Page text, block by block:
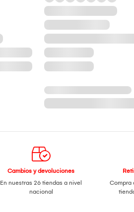
Cambios y devoluciones
En nuestras 26 tiendas a nivel
nacional
Compra